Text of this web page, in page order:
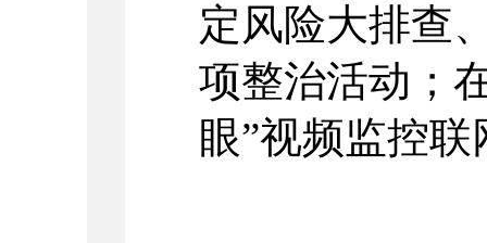
定风险大排查
项整治活动；
眼”视频监控